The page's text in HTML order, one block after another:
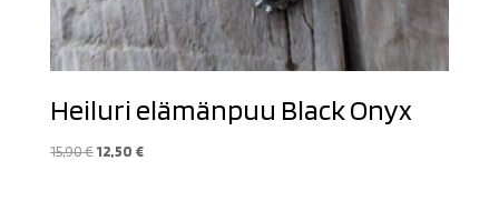
Heiluri elämänpuu Black Onyx
15,90€ Alkuperäinen
12,50 €Nykyinen